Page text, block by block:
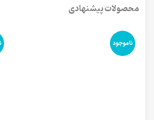
محصولات پیشنهادی
ناموجود